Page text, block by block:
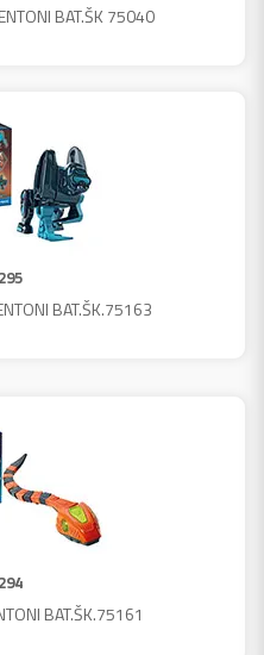
BAT.ŠK 75040
BAT.ŠK.75163
BAT.ŠK.75161